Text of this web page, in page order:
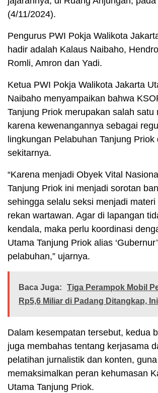
(4/11/2024).
Pengurus PWI Pokja Walikota
hadir adalah Kalaus Naibaho,
Romli, Amron dan Yadi.
Ketua PWI Pokja Walikota Jakarta
Naibaho menyampaikan bahwa
Tanjung Priok merupakan salah satu
karena kewenangannya sebagai
lingkungan Pelabuhan Tanjung Priok
sekitarnya.
“Karena menjadi Obyek Vital
Tanjung Priok ini menjadi sorotan
sehingga selalu seksi menjadi
rekan wartawan. Agar di lapangan
kendala, maka perlu koordinasi
Utama Tanjung Priok alias
pelabuhan,” ujarnya.
Baca Juga:
Tiga Perampok Mobil
Rp5,6 Miliar di Padang Ditangkap,
Dalam kesempatan tersebut, kedua
juga membahas tentang kerjasama
pelatihan jurnalistik dan konten, guna
memaksimalkan peran kehumasan
Utama Tanjung Priok.